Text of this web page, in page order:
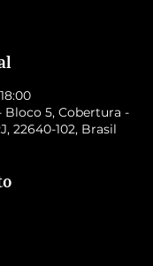
Bloco 5, Cobertura -
22640-102, Brasil